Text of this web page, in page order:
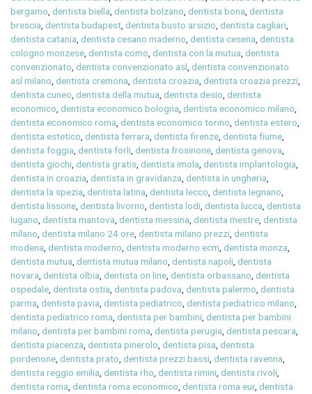
bergamo,dentista biella,dentista bolzano,dentista bona,dentista
brescia,dentista budapest,dentista busto arsizio,dentista cagliari,
dentista catania,dentista cesano maderno,dentista cesena,dentista
cologno monzese,dentista como,dentista con la mutua,dentista
convenzionato,dentista convenzionato asl,dentista convenzionato
asl milano,dentista cremona,dentista croazia,dentista croazia prezzi,
dentista cuneo,dentista della mutua,dentista desio,dentista
economico,dentista economico bologna,dentista economico milano,
dentista economico roma,dentista economico torino,dentista estero,
dentista estetico,dentista ferrara,dentista firenze,dentista fiume,
dentista foggia,dentista forli,dentista frosinone,dentista genova,
dentista giochi,dentista gratis,dentista imola,dentista implantologia,
dentista in croazia,dentista in gravidanza,dentista in ungheria,
dentista la spezia,dentista latina,dentista lecco,dentista legnano,
dentista lissone,dentista livorno,dentista lodi,dentista lucca,dentista
lugano,dentista mantova,dentista messina,dentista mestre,dentista
milano,dentista milano 24 ore,dentista milano prezzi,dentista
modena,dentista moderno,dentista moderno ecm,dentista monza,
dentista mutua,dentista mutua milano,dentista napoli,dentista
novara,dentista olbia,dentista on line,dentista orbassano,dentista
ospedale,dentista ostia,dentista padova,dentista palermo,dentista
parma,dentista pavia,dentista pediatrico,dentista pediatrico milano,
dentista pediatrico roma,dentista per bambini,dentista per bambini
milano,dentista per bambini roma,dentista perugia,dentista pescara,
dentista piacenza,dentista pinerolo,dentista pisa,dentista
pordenone,dentista prato,dentista prezzi bassi,dentista ravenna,
dentista reggio emilia,dentista rho,dentista rimini,dentista rivoli,
dentista roma,dentista roma economico,dentista roma eur,dentista